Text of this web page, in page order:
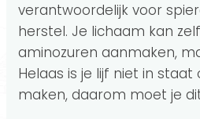
verantwoordelijk voor
herstel. Je lichaam kan
aminozuren aanmaken,
Helaas is je lijf niet in
maken, daarom moet je